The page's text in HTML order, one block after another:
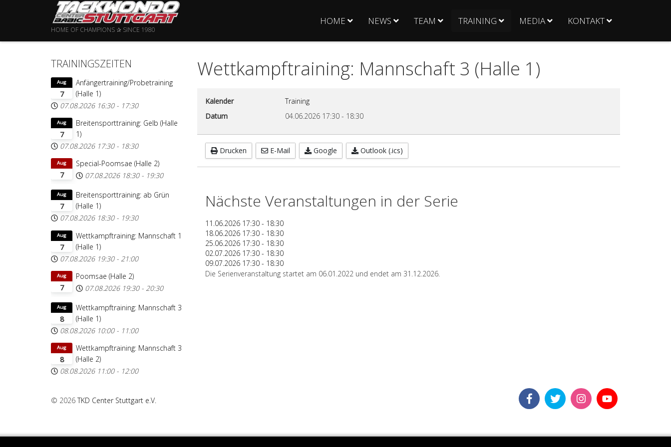
HOME OF CHAMPIONS ✰ SINCE 1980
HOME NEWS TEAM TRAINING MEDIA KONTAKT
TRAININGSZEITEN
7
Aug
Anfängertraining/Probetraining
(Halle 1)
07.08.2026 16:30 - 17:30
7
Aug
Breitensporttraining: Gelb (Halle
1)
07.08.2026 17:30 - 18:30
7
Aug
Special-Poomsae (Halle 2)
07.08.2026 18:30 - 19:30
7
Aug
Breitensporttraining: ab Grün
(Halle 1)
07.08.2026 18:30 - 19:30
7
Aug
Wettkampftraining: Mannschaft 1
(Halle 1)
07.08.2026 19:30 - 21:00
7
Aug
Poomsae (Halle 2)
07.08.2026 19:30 - 20:30
8
Aug
Wettkampftraining: Mannschaft 3
(Halle 1)
08.08.2026 10:00 - 11:00
8
Aug
Wettkampftraining: Mannschaft 3
(Halle 2)
08.08.2026 11:00 - 12:00
Wettkampftraining: Mannschaft 3 (Halle 1)
Kalender
Training
Datum
04.06.2026 17:30 - 18:30
Drucken E-Mail Google Outlook (.ics)
Nächste Veranstaltungen in der Serie
11.06.2026 17:30 - 18:30
18.06.2026 17:30 - 18:30
25.06.2026 17:30 - 18:30
02.07.2026 17:30 - 18:30
09.07.2026 17:30 - 18:30
Die Serienveranstaltung startet am 06.01.2022 und endet am 31.12.2026.
© 2026TKD Center Stuttgart e.V.